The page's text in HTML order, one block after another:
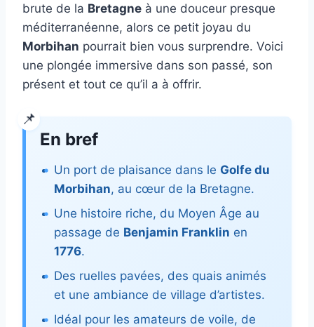
brute de la Bretagne à une douceur presque
méditerranéenne, alors ce petit joyau du
Morbihan pourrait bien vous surprendre. Voici
une plongée immersive dans son passé, son
présent et tout ce qu’il a à offrir.
En bref
Un port de plaisance dans le Golfe du
Morbihan, au cœur de la Bretagne.
Une histoire riche, du Moyen Âge au
passage de Benjamin Franklin en
1776.
Des ruelles pavées, des quais animés
et une ambiance de village d’artistes.
Idéal pour les amateurs de voile, de